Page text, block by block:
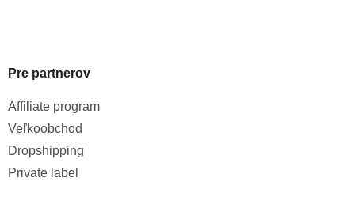
Pre partnerov
Affiliate program
Veľkoobchod
Dropshipping
Private label